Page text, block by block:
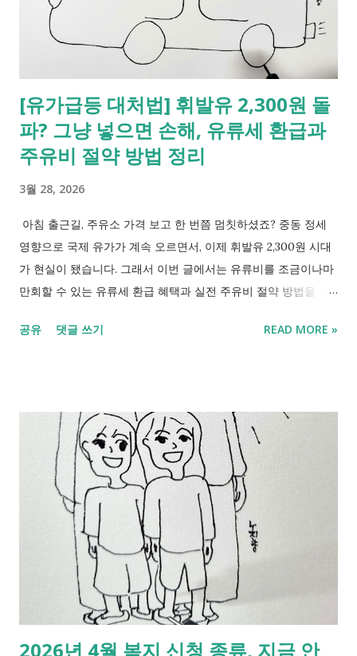
장 중요하게 보는 기준은 "혼자 생활이 가능한가?" 입니다. 대표
적인 대상은 65세 이상이지만, 돌봄 필요도에 따라 연령과 무관
하게 선정될 수 있습니다. [일반적인 대상 확인 표] 구분 대상 여
부 설명 65세 이상 노인 가능 일상생활 수행이 어려운 경우 65세
미만 장애인 가능 ‘심한 장애’ 기준 고령 장애인 가능 나이 + 장애
중복 일반 질병 환자 어려움 단순 질병은 해당 안됨 병원 퇴원 환
자 조건부 돌봄 필요도 인정 시 가능 즉, 일반적으로 65세 이상의
일상생활 수행이 어려운 분 이나 65세 미만이라도 심한 장애 기
준의 장애인 또는 65세이상 중증 장애인 의 경우 '통합돌봄'서비
[유가급등 대처법] 휘발유 2,300원 돌
파? 그냥 넣으면 손해, 유류세 환급과
주유비 절약 방법 정리
3월 28, 2026
아침 출근길, 주유소 가격 보고 한 번쯤 멈칫하셨죠? 중동 정세
영향으로 국제 유가가 계속 오르면서, 이제 휘발유 2,300원 시대
가 현실이 됐습니다. 그래서 이번 글에서는 유류비를 조금이나마
만회할 수 있는 유류세 환급 혜택과 실전 주유비 절약 방법을 정
에 대해 제가 직접 정부에 확인한 사실도 함께 담았으니 꼭 끝까
아니라, 국가로부터 '돌려받는 돈'을 찾아내는 것입니다. 그 대표
적인 제도가 바로 경차 유류세 환급 제도 입니다. 배기량 1,000cc
미만 경차라면 연간 최대 30만 원까지 환급 받을 수 있는 제도입
니다. 1) 나는 대상일까? 환급 자격 확인하기 환급 자격의 기본은 '
1가구 1경차'원칙 입니다. 하지만 예외 적용되는 경우도 있으니 다
음을 확인해 주세요. - 배기량 1,000cc 미만 캐스퍼, 모닝, 레이,
스파크 등 중고차나 수입 경차 모두 포함 - 가구 기준 주민등록
상 한 집에 경차 1대만 있거나, 경차 1대와 경형 승합차(다마스 등)
각 1대씩 총 2대일 경우까지 가능 - 제외 대상 장애인이나 국가유
공자 유류비 지원을 이미 받고 있거나, 법인 차량, 경형 화물차(라
보 등)는 대상에서 제외 [대상 조건 및 혜택 정리] 구분 내용 차량
공유 댓글 쓰기 READ MORE »
2026년 4월 복지 신청 종류, 지금 안